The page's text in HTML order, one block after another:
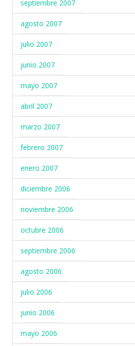
septiembre 2007
agosto 2007
julio 2007
junio 2007
mayo 2007
abril 2007
marzo 2007
febrero 2007
enero 2007
diciembre 2006
noviembre 2006
octubre 2006
septiembre 2006
agosto 2006
julio 2006
junio 2006
mayo 2006